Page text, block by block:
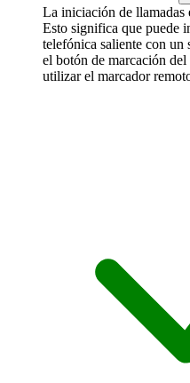
La iniciación de llamadas
Esto significa que puede
telefónica saliente con
el botón de marcación
utilizar el marcador